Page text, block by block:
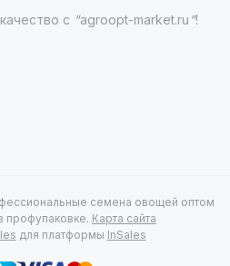
с "agroopt-market.ru "!
семена овощей оптом
профупаковке. Карта сайта
для платформы InSales